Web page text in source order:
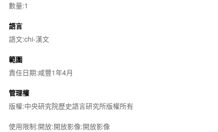
數量:1
語言
語文:chi-漢文
範圍
責任日期:咸豐1年4月
管理權
版權:中央研究院歷史語言研究所版權所有
使用限制:開放:開放影像:開放影像